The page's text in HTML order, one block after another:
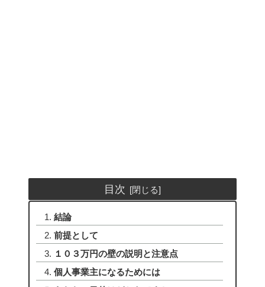
目次
結論
前提として
１０３万円の壁の説明と注意点
個人事業主になるためには